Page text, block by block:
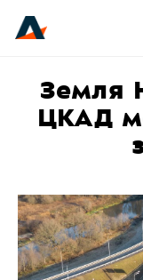
Земля
ЦКАД